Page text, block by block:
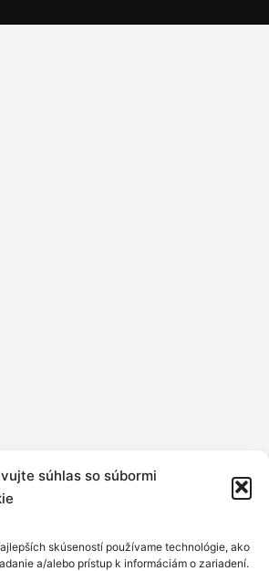
súhlas so súbormi
skúseností používame technológie, ako
a/alebo prístup k informáciám o zariadení.